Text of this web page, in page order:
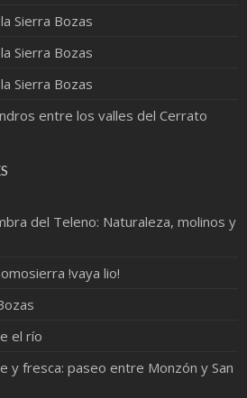
Sierra Bozas
Sierra Bozas
Sierra Bozas
entre los valles del Cerrato
del Teleno: Naturaleza, molinos y
!vaya lio!
el río
y fresca: paseo entre Monzón y San